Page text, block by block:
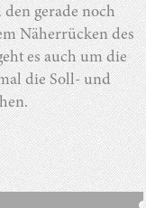
gerade noch
Näherrücken des
es auch um die
die Soll- und